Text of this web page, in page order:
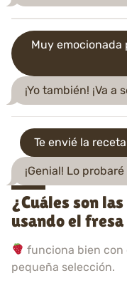
Muy emocionada
¡Yo también! ¡Va
Te envié la
¡Genial! Lo
¿Cuáles son
usando el
funciona bien con
pequeña selección.